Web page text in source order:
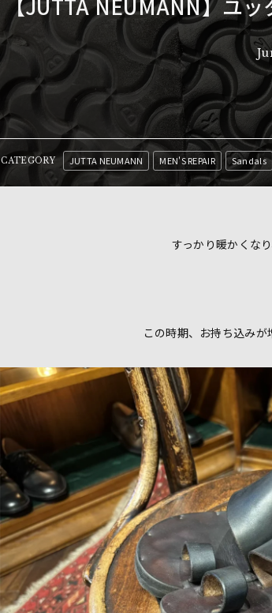
【JUTTA NEUMANN】ユ
CATEGORY JUTTA NEUMANN MEN'S REPAIR Sandals
すっかり暖かくな
この時期、お持ち込みが